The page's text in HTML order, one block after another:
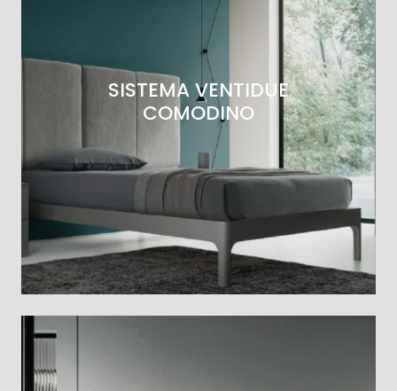
SISTEMA VENTIDUE
COMODINO